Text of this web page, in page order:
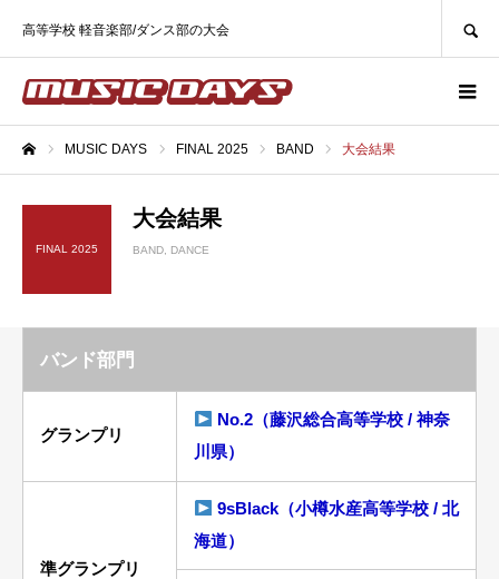
高等学校 軽音楽部/ダンス部の大会
MUSIC DAYS FINAL 2025 BAND 大会結果
FINAL 2025
大会結果
BAND DANCE
バンド部門
グランプリ
No.2（藤沢総合高等学校 / 神奈
川県）
準グランプリ
9sBlack（小樽水産高等学校 / 北
海道）